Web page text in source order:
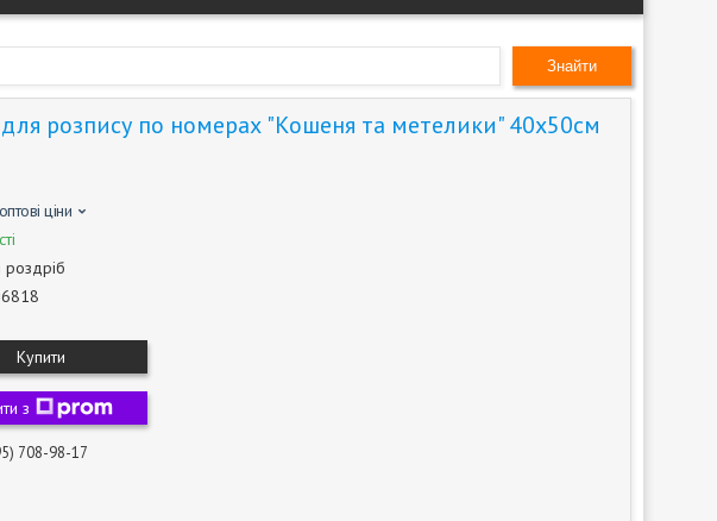
Знайти
розпису по номерах "Кошеня та метелики" 40х50см
ціни
роздріб
Купити
з
708-98-17